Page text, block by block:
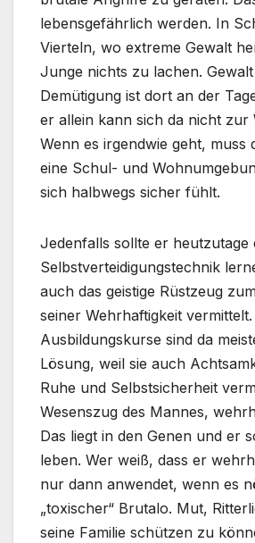
lebensgefährlich werden. In
Vierteln, wo extreme Gewalt
Junge nichts zu lachen.
Demütigung ist dort an der
er allein kann sich da nicht zur
Wenn es irgendwie geht, muss
eine Schul- und
sich halbwegs sicher fühlt.
Jedenfalls sollte er heutzutage
Selbstverteidigungstechnik
auch das geistige Rüstzeug
seiner Wehrhaftigkeit
Ausbildungskurse sind da
Lösung, weil sie auch
Ruhe und Selbstsicherheit
Wesenszug des Mannes,
Das liegt in den Genen und er
leben. Wer weiß, dass er
nur dann anwendet, wenn es
„toxischer“ Brutalo. Mut,
seine Familie schützen zu